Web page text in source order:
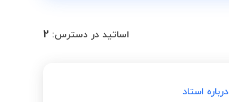
اساتید در دسترس: 2
درباره استاد